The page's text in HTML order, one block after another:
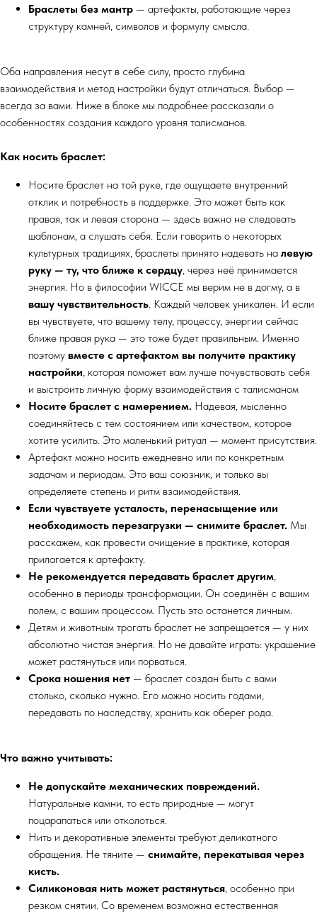
Браслеты без мантр — артефакты, работающие через
структуру камней, символов и формулу смысла.
Оба направления несут в себе силу, просто глубина
взаимодействия и метод настройки будут отличаться. Выбор —
всегда за вами. Ниже в блоке мы подробнее рассказали о
особенностях создания каждого уровня талисманов.
Как носить браслет:
Носите браслет на той руке, где ощущаете внутренний
отклик и потребность в поддержке. Это может быть как
правая, так и левая сторона — здесь важно не следовать
шаблонам, а слушать себя. Если говорить о некоторых
культурных традициях, браслеты принято надевать на левую
руку — ту, что ближе к сердцу, через неё принимается
энергия. Но в философии WICCE мы верим не в догму, а в
вашу чувствительность. Каждый человек уникален. И если
вы чувствуете, что вашему телу, процессу, энергии сейчас
ближе правая рука — это тоже будет правильным. Именно
поэтому вместе с артефактом вы получите практику
настройки, которая поможет вам лучше почувствовать себя
и выстроить личную форму взаимодействия с талисманом
Носите браслет с намерением. Надевая, мысленно
соединяйтесь с тем состоянием или качеством, которое
хотите усилить. Это маленький ритуал — момент присутствия.
Артефакт можно носить ежедневно или по конкретным
задачам и периодам. Это ваш союзник, и только вы
определяете степень и ритм взаимодействия.
Если чувствуете усталость, перенасыщение или
необходимость перезагрузки — снимите браслет. Мы
расскажем, как провести очищение в практике, которая
прилагается к артефакту.
Не рекомендуется передавать браслет другим,
особенно в периоды трансформации. Он соединён с вашим
полем, с вашим процессом. Пусть это останется личным.
Детям и животным трогать браслет не запрещается — у них
абсолютно чистая энергия. Но не давайте играть: украшение
может растянуться или порваться.
Срока ношения нет — браслет создан быть с вами
столько, сколько нужно. Его можно носить годами,
передавать по наследству, хранить как оберег рода.
Что важно учитывать:
Не допускайте механических повреждений.
Натуральные камни, то есть природные — могут
поцарапаться или отколоться.
Нить и декоративные элементы требуют деликатного
обращения. Не тяните — снимайте, перекатывая через
кисть.
Силиконовая нить может растянуться, особенно при
резком снятии. Со временем возможна естественная